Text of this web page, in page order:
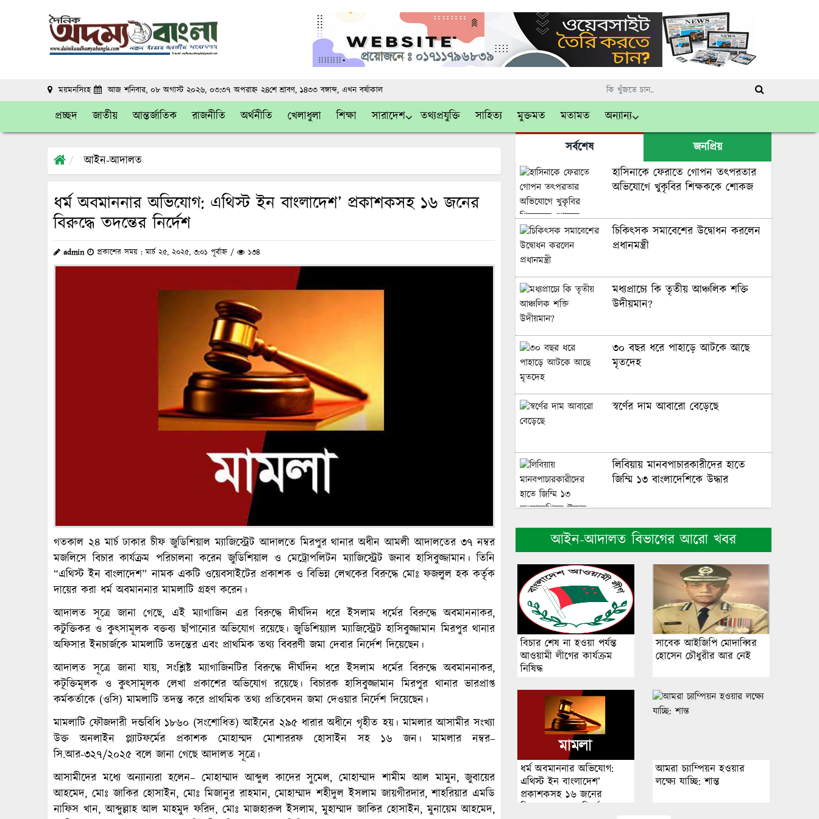
ময়মনসিংহ আজ শনিবার, ০৮ অগাস্ট ২০২৬, ০৩:৩৭ অপরাহ্ন ২৪শে শ্রাবণ, ১৪৩৩ বঙ্গাব্দ, এখনবর্ষাকাল
প্রচ্ছদ জাতীয় আন্তর্জাতিক রাজনীতি অর্থনীতি খেলাধুলা শিক্ষা সারাদেশ তথ্যপ্রযুক্তি সাহিত্য মুক্তমত মতামত অন্যান্য
আইন-আদালত
ধর্ম অবমাননার অভিযোগ: এথিস্ট ইন বাংলাদেশ’ প্রকাশকসহ ১৬ জনের
বিরুদ্ধে তদন্তের নির্দেশ
admin প্রকাশের সময় : মার্চ ২৫, ২০২৫, ৩:০১ পূর্বাহ্ন / ১৩৪
গতকাল ২৪ মার্চ ঢাকার চীফ জুডিশিয়াল ম্যাজিস্ট্রেট আদালতে মিরপুর থানার অধীন আমলী আদালতের ৩৭ নম্বর
মজলিসে বিচার কার্যক্রম পরিচালনা করেন জুডিশিয়াল ও মেট্রোপলিটন ম্যাজিস্ট্রেট জনাব হাসিবুজ্জামান। তিনি
“এথিস্ট ইন বাংলাদেশ” নামক একটি ওয়েবসাইটের প্রকাশক ও বিভিন্ন লেখকের বিরুদ্ধে মোঃ ফজলুল হক কর্তৃক
দায়ের করা ধর্ম অবমাননার মামলাটি গ্রহণ করেন।
আদালত সূত্রে জানা গেছে, এই ম্যাগাজিন এর বিরুদ্ধে দীর্ঘদিন ধরে ইসলাম ধর্মের বিরুদ্ধে অবমাননাকর,
কটুক্তিকর ও কুৎসামূলক বক্তব্য ছাঁপানোর অভিযোগ রয়েছে। জুডিশিয়্যাল ম্যাজিস্ট্রেট হাসিবুজ্জামান মিরপুর থানার
অফিসার ইনচার্জকে মামলাটি তদন্তের এবং প্রাথমিক তথ্য বিবরণী জমা দেবার নির্দেশ দিয়েছেন।
আদালত সূত্রে জানা যায়, সংশ্লিষ্ট ম্যাগাজিনটির বিরুদ্ধে দীর্ঘদিন ধরে ইসলাম ধর্মের বিরুদ্ধে অবমাননাকর,
কটূক্তিমূলক ও কুৎসামূলক লেখা প্রকাশের অভিযোগ রয়েছে। বিচারক হাসিবুজ্জামান মিরপুর থানার ভারপ্রাপ্ত
কর্মকর্তাকে (ওসি) মামলাটি তদন্ত করে প্রাথমিক তথ্য প্রতিবেদন জমা দেওয়ার নির্দেশ দিয়েছেন।
মামলাটি ফৌজদারী দন্ডবিধি ১৮৬০ (সংশোধিত) আইনের ২৯৫ ধারার অধীনে গৃহীত হয়। মামলার আসামীর সংখ্যা
উক্ত অনলাইন প্ল্যাটফর্মের প্রকাশক মোহাম্মদ মোশাররফ হোসাইন সহ ১৬ জন। মামলার নম্বর–
সি.আর-৩২৭/২০২৫ বলে জানা গেছে আদালত সূত্রে।
আসামীদের মধ্যে অন্যান্যরা হলেন– মোহাম্মাদ আব্দুল কাদের সুমেল, মোহাম্মাদ শামীম আল মামুন, জুবায়ের
আহমেদ, মোঃ জাকির হোসাইন, মোঃ মিজানুর রাহমান, মোহাম্মাদ শহীদুল ইসলাম জায়গীরদার, শাহরিয়ার এমডি
নাফিস খান, আব্দুল্লাহ আল মাহমুদ ফরিদ, মোঃ মাজহারুল ইসলাম, মুহাম্মাদ জাকির হোসাইন, মুনায়েম আহমেদ,
সর্বশেষ
জনপ্রিয়
হাসিনাকে ফেরাতে গোপন তৎপরতার
অভিযোগে খুকৃবির শিক্ষককে শোকজ
চিকিৎসক সমাবেশের উদ্বোধন করলেন
প্রধানমন্ত্রী
মধ্যপ্রাচ্যে কি তৃতীয় আঞ্চলিক শক্তি
উদীয়মান?
৩০ বছর ধরে পাহাড়ে আটকে আছে
মৃতদেহ
স্বর্ণের দাম আবারো বেড়েছে
লিবিয়ায় মানবপাচারকারীদের হাতে
জিম্মি ১৩ বাংলাদেশিকে উদ্ধার
র‌্যাব বিলুপ্ত হয়ে আসছে এসআরবি
গাইবান্ধায় নদীতে নিখোঁজ
প্রবাসীর মরদেহ উদ্ধার
সিগারেট ধরাতে দিয়াশলাই জ্বালাতেই
বিস্ফোরণ, একই পরিবারের ৩ জন দগ্ধ
মাদারীপুরে ডায়রিয়া রোগীর চাপ, ভর্তি
‘শেখ হাসিনা দেশে ফিরলে বরণ করে
নিব ফাঁসির কাষ্ঠে নেওয়ার জন্য’
আইন-আদালত বিভাগের আরো খবর
বিচার শেষ না হওয়া পর্যন্ত
আওয়ামী লীগের কার্যক্রম
নিষিদ্ধ
সাবেক আইজিপি মোদাব্বির
হোসেন চৌধুরীর আর নেই
ধর্ম অবমাননার অভিযোগ:
এথিস্ট ইন বাংলাদেশ’
প্রকাশকসহ ১৬ জনের
বিরুদ্ধে তদন্তের নির্দেশ
আমরা চ্যাম্পিয়ন হওয়ার
লক্ষ্যে যাচ্ছি: শান্ত